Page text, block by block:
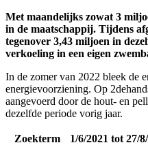
Met maandelijks zowat 3
in de maatschappij. Tijdens
tegenover 3,43 miljoen in
verkoeling in een eigen
In de zomer van 2022 bleek de
energievoorziening. Op
aangevoerd door de hout- en
dezelfde periode vorig jaar.
Zoekterm 1/6/2021 tot 27/